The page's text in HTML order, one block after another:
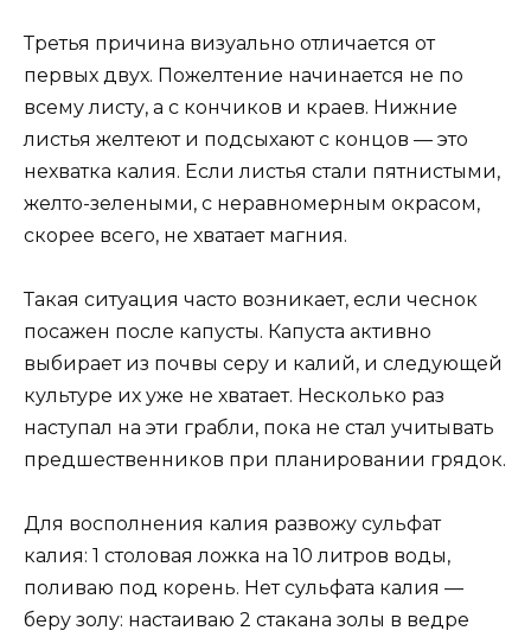
Третья причина визуально отличается от
первых двух. Пожелтение начинается не по
всему листу, а с кончиков и краев. Нижние
листья желтеют и подсыхают с концов — это
нехватка калия. Если листья стали пятнистыми,
желто-зелеными, с неравномерным окрасом,
скорее всего, не хватает магния.
Такая ситуация часто возникает, если чеснок
посажен после капусты. Капуста активно
выбирает из почвы серу и калий, и следующей
культуре их уже не хватает. Несколько раз
наступал на эти грабли, пока не стал учитывать
предшественников при планировании грядок.
Для восполнения калия развожу сульфат
калия: 1 столовая ложка на 10 литров воды,
поливаю под корень. Нет сульфата калия —
беру золу: настаиваю 2 стакана золы в ведре